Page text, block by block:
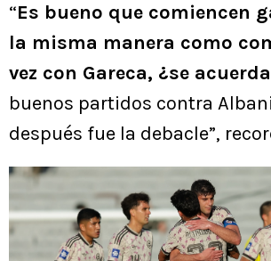
“Es bueno que comiencen
la misma manera como
vez con Gareca, ¿se
buenos partidos contra
después fue la debacle”,